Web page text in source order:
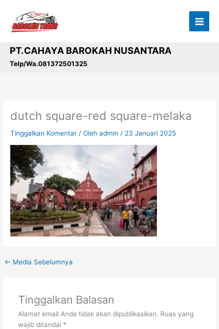
konten
PT.CAHAYA BAROKAH NUSANTARA
Telp/Wa.081372501325
dutch square-red square-melaka
Tinggalkan Komentar / Olehadmin / 23 Januari 2025
← Media Sebelumnya
Tinggalkan Balasan
Alamat email Anda tidak akan dipublikasikan. Ruas yang
wajib ditandai *